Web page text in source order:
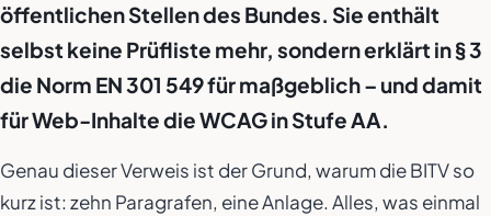
öffentlichen Stellen des Bundes. Sie enthält
selbst keine Prüfliste mehr, sondern erklärt in § 3
die Norm EN 301 549 für maßgeblich – und damit
für Web-Inhalte die WCAG in Stufe AA.
Genau dieser Verweis ist der Grund, warum die BITV so
kurz ist: zehn Paragrafen, eine Anlage. Alles, was einmal